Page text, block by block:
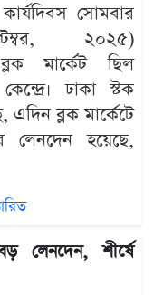
কার্যদিবস সোমবার
২০২৫)
মার্কেট ছিল
ঢাকা স্টক
ব্লক মার্কেটে
লেনদেন হয়েছে,
লেনদেন, শীর্ষে